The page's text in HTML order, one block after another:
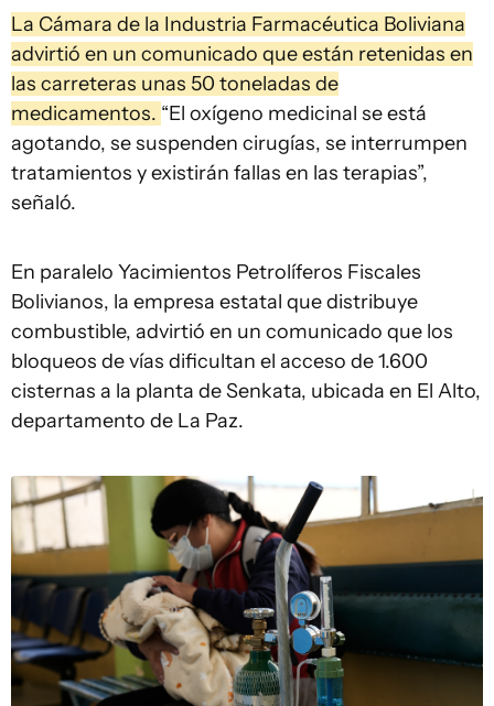
La Cámara de la Industria Farmacéutica Boliviana
advirtió en un comunicado que están retenidas en
las carreteras unas 50 toneladas de
medicamentos. “El oxígeno medicinal se está
agotando, se suspenden cirugías, se interrumpen
tratamientos y existirán fallas en las terapias”,
señaló.
En paralelo Yacimientos Petrolíferos Fiscales
Bolivianos, la empresa estatal que distribuye
combustible, advirtió en un comunicado que los
bloqueos de vías dificultan el acceso de 1.600
cisternas a la planta de Senkata, ubicada en El Alto,
departamento de La Paz.